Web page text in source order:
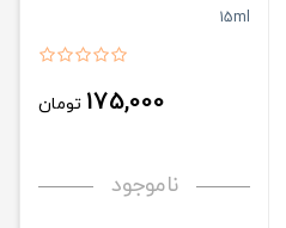
15ml
175,000 تومان
ناموجود